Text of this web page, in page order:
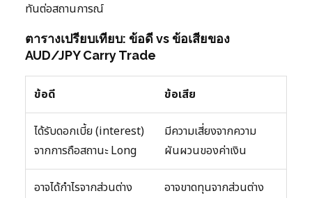
ทันต่อสถานการณ์
ตารางเปรียบเทียบ: ข้อดี vs ข้อเสียของ
AUD/JPY Carry Trade
ข้อดี ข้อเสีย
ได้รับดอกเบี้ย (interest)
จากการถือสถานะ Long
มีความเสี่ยงจากความ
ผันผวนของค่าเงิน
อาจได้กำไรจากส่วนต่าง อาจขาดทุนจากส่วนต่าง